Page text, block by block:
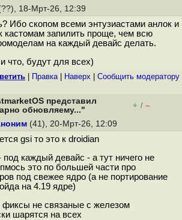
18-Мрт-26, 12:39
Ибо скопом всеми энтузиастами анлок и
кастомам запилить проще, чем всю
на каждый девайс делать.
что, будут для всех)
Правка| Наверх Cообщить модератору
представил
обновляему..."
+ / –
(41), 20-Мрт-26, 12:09
gsi то это к droidian
под каждый девайс - а тут ничего не
это по большей части про
под свежее ядро (а не портирование
на 4.19 ядре)
фиксы не связаные с железом
шарятся на всех